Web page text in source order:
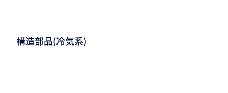
構造部品(冷気系)